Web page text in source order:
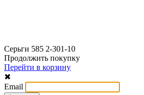
Серьги 585 2-301-10
Продолжить покупку
Перейти в корзину
✖
Email